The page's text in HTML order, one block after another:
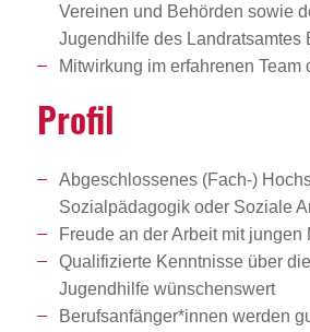
Vereinen und Behörden sowie
Jugendhilfe des Landratsamtes
Mitwirkung im erfahrenen Team
Profil
Abgeschlossenes (Fach-)
Sozialpädagogik oder Soziale
Freude an der Arbeit mit jungen
Qualifizierte Kenntnisse über
Jugendhilfe wünschenswert
Berufsanfänger*innen werden